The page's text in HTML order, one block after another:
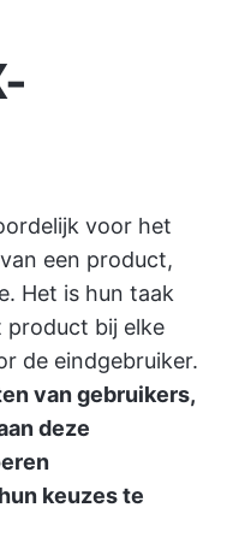
voor het
een product,
Het is hun taak
bij elke
de eindgebruiker.
van gebruikers,
deze
keuzes te